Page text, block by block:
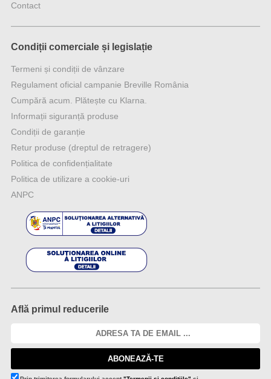
Contact
Condiții comerciale și legislație
Termeni și condiții de vânzare
Regulament oficial campanie Breville România
Cumpără acum. Plătește cu Klarna.
Informații siguranță produse
Condiții de garanție
Retur produse (dreptul de retragere)
Politica de confidențialitate
Politica de utilizare a cookie-uri
ANPC
Află primul reducerile
ABONEAZĂ-TE